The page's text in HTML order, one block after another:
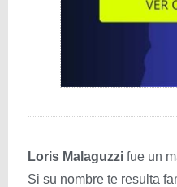
Loris Malaguzzi fue un
Si su nombre te resulta